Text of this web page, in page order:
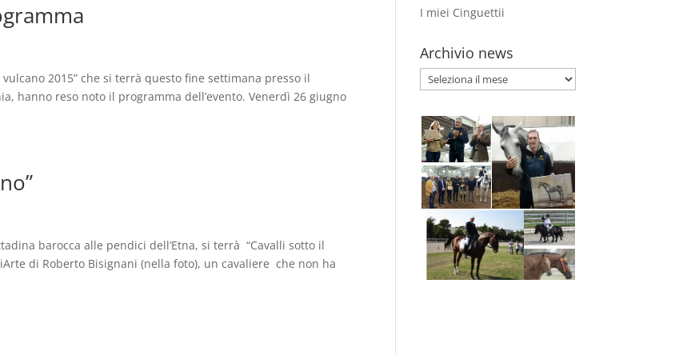
2015” che si terrà questo fine settimana presso il
hanno reso noto il programma dell’evento. Venerdì 26 giugno
barocca alle pendici dell’Etna, si terrà “Cavalli sotto il
di Roberto Bisignani (nella foto), un cavaliere che non ha
I miei Cinguettii
Archivio news
Archivio
news